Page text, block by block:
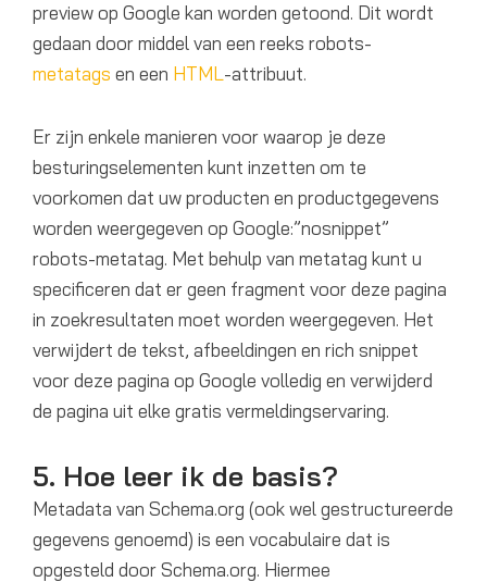
preview op Google kan worden getoond. Dit wordt
gedaan door middel van een reeks robots-
metatags en een HTML-attribuut.
Er zijn enkele manieren voor waarop je deze
besturingselementen kunt inzetten om te
voorkomen dat uw producten en productgegevens
worden weergegeven op Google:”nosnippet”
robots-metatag. Met behulp van metatag kunt u
specificeren dat er geen fragment voor deze pagina
in zoekresultaten moet worden weergegeven. Het
verwijdert de tekst, afbeeldingen en rich snippet
voor deze pagina op Google volledig en verwijderd
de pagina uit elke gratis vermeldingservaring.
5. Hoe leer ik de basis?
Metadata van Schema.org (ook wel gestructureerde
gegevens genoemd) is een vocabulaire dat is
opgesteld door Schema.org. Hiermee